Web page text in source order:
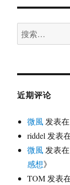
搜
索：
近期评论
微風 发表
riddel 发表
微風 发表
感想》
TOM 发表